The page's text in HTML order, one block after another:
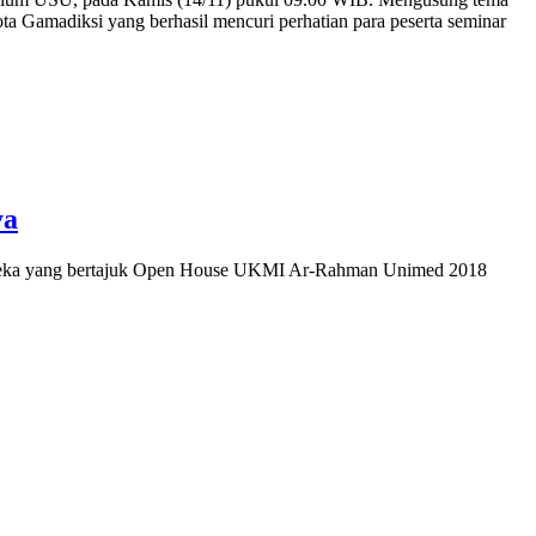
Gamadiksi yang berhasil mencuri perhatian para peserta seminar
yang bertajuk Open House UKMI Ar-Rahman Unimed 2018